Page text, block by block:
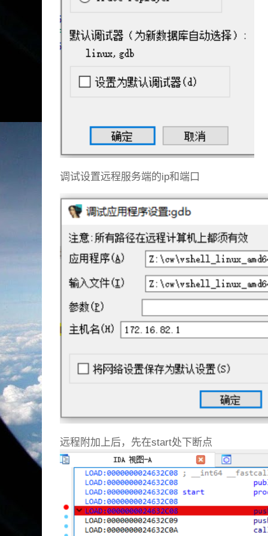
调试设置远程服务端的ip和端口
远程附加上后，先在start处下断点